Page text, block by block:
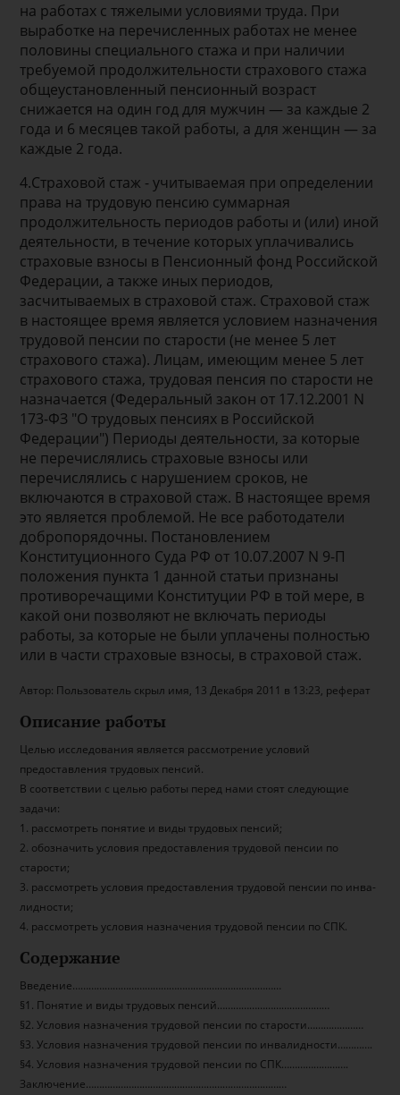
на работах с тяжелыми условиями труда. При
выработке на перечисленных работах не менее
половины специального стажа и при наличии
требуемой продолжительности страхового стажа
общеустановленный пенсионный возраст
снижается на один год для мужчин — за каждые 2
года и 6 месяцев такой работы, а для женщин — за
каждые 2 года.
4.Страховой стаж - учитываемая при определении
права на трудовую пенсию суммарная
продолжительность периодов работы и (или) иной
деятельности, в течение которых уплачивались
страховые взносы в Пенсионный фонд Российской
Федерации, а также иных периодов,
засчитываемых в страховой стаж. Страховой стаж
в настоящее время является условием назначения
трудовой пенсии по старости (не менее 5 лет
страхового стажа). Лицам, имеющим менее 5 лет
страхового стажа, трудовая пенсия по старости не
назначается (Федеральный закон от 17.12.2001 N
173-ФЗ "О трудовых пенсиях в Российской
Федерации") Периоды деятельности, за которые
не перечислялись страховые взносы или
перечислялись с нарушением сроков, не
включаются в страховой стаж. В настоящее время
это является проблемой. Не все работодатели
добропорядочны. Постановлением
Конституционного Суда РФ от 10.07.2007 N 9-П
положения пункта 1 данной статьи признаны
противоречащими Конституции РФ в той мере, в
какой они позволяют не включать периоды
работы, за которые не были уплачены полностью
или в части страховые взносы, в страховой стаж.
Автор: Пользователь скрыл имя, 13 Декабря 2011 в 13:23, реферат
Описание работы
Целью исследования является рассмотрение условий
предоставления трудовых пенсий.
В соответствии с целью работы перед нами стоят следующие
задачи:
1. рассмотреть понятие и виды трудовых пенсий;
2. обозначить условия предоставления трудовой пенсии по
старости;
3. рассмотреть условия предоставления трудовой пенсии по инва-
лидности;
4. рассмотреть условия назначения трудовой пенсии по СПК.
Содержание
Введение……………………………………………………………………
§1. Понятие и виды трудовых пенсий……………………………………
§2. Условия назначения трудовой пенсии по старости…………………
§3. Условия назначения трудовой пенсии по инвалидности………….
§4. Условия назначения трудовой пенсии по СПК…………………….
Заключение…………………………………………………………………